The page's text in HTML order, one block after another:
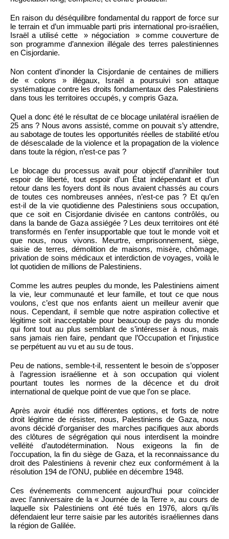
En raison du déséquilibre fondamental du rapport de force sur
le terrain et d’un immuable parti pris international pro-israélien,
Israël a utilisé cette » négociation » comme couverture de
son programme d’annexion illégale des terres palestiniennes
en Cisjordanie.
Non content d’inonder la Cisjordanie de centaines de milliers
de « colons » illégaux, Israël a poursuivi son attaque
systématique contre les droits fondamentaux des Palestiniens
dans tous les territoires occupés, y compris Gaza.
Quel a donc été le résultat de ce blocage unilatéral israélien de
25 ans ? Nous avons assisté, comme on pouvait s’y attendre,
au sabotage de toutes les opportunités réelles de stabilité et/ou
de désescalade de la violence et la propagation de la violence
dans toute la région, n’est-ce pas ?
Le blocage du processus avait pour objectif d’annihiler tout
espoir de liberté, tout espoir d’un État indépendant et d’un
retour dans les foyers dont ils nous avaient chassés au cours
de toutes ces nombreuses années, n’est-ce pas ? Et qu’en
est-il de la vie quotidienne des Palestiniens sous occupation,
que ce soit en Cisjordanie divisée en cantons contrôlés, ou
dans la bande de Gaza assiégée ? Les deux territoires ont été
transformés en l’enfer insupportable que tout le monde voit et
que nous, nous vivons. Meurtre, emprisonnement, siège,
saisie de terres, démolition de maisons, misère, chômage,
privation de soins médicaux et interdiction de voyages, voilà le
lot quotidien de millions de Palestiniens.
Comme les autres peuples du monde, les Palestiniens aiment
la vie, leur communauté et leur famille, et tout ce que nous
voulons, c’est que nos enfants aient un meilleur avenir que
nous. Cependant, il semble que notre aspiration collective et
légitime soit inacceptable pour beaucoup de pays du monde
qui font tout au plus semblant de s’intéresser à nous, mais
sans jamais rien faire, pendant que l’Occupation et l’injustice
se perpétuent au vu et au su de tous.
Peu de nations, semble-t-il, ressentent le besoin de s’opposer
à l’agression israélienne et à son occupation qui violent
pourtant toutes les normes de la décence et du droit
international de quelque point de vue que l’on se place.
Après avoir étudié nos différentes options, et forts de notre
droit légitime de résister, nous, Palestiniens de Gaza, nous
avons décidé d’organiser des marches pacifiques aux abords
des clôtures de ségrégation qui nous interdisent la moindre
velléité d’autodétermination. Nous exigeons la fin de
l’occupation, la fin du siège de Gaza, et la reconnaissance du
droit des Palestiniens à revenir chez eux conformément à la
résolution 194 de l’ONU, publiée en décembre 1948.
Ces événements commencent aujourd’hui pour coïncider
avec l’anniversaire de la « Journée de la Terre », au cours de
laquelle six Palestiniens ont été tués en 1976, alors qu’ils
défendaient leur terre saisie par les autorités israéliennes dans
la région de Galilée.